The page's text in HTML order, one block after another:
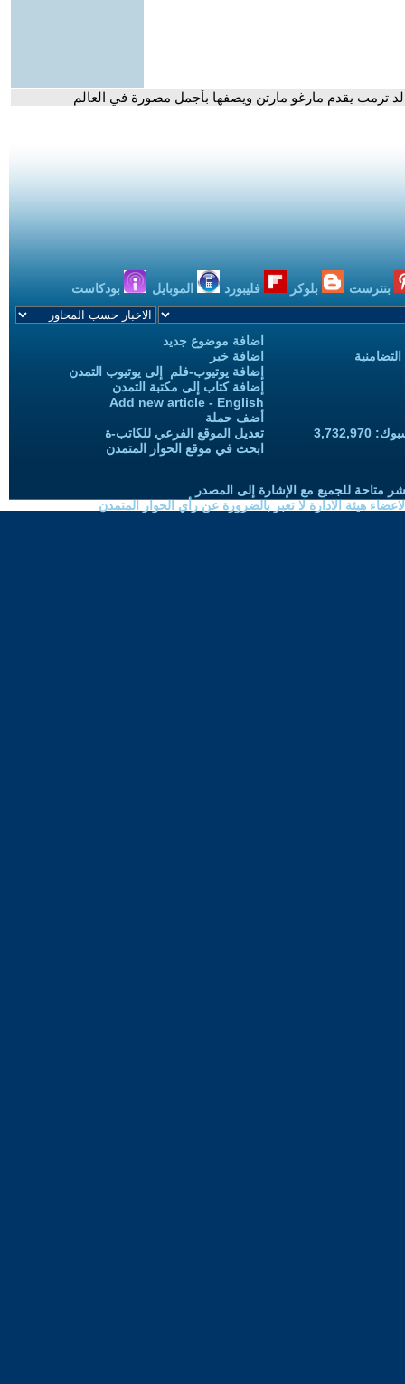
ترمب يقدم مارغو مارتن ويصفها بأجمل مصورة في العالم
بنترست بلوكر فليبورد الموبايل بودكاست
اضافة موضوع جديد
اضافة خبر
إضافة يوتيوب-فلم إلى يوتيوب التمدن
إضافة كتاب إلى مكتبة التمدن
Add new article - English
أضف حملة
تعديل الموقع الفرعي للكاتب-ة
ابحث في موقع الحوار المتمدن
متاحة للجميع مع الإشارة إلى المصدر
هيئة الادارة لا تعبر بالضرورة عن رأي الحوار المتمدن